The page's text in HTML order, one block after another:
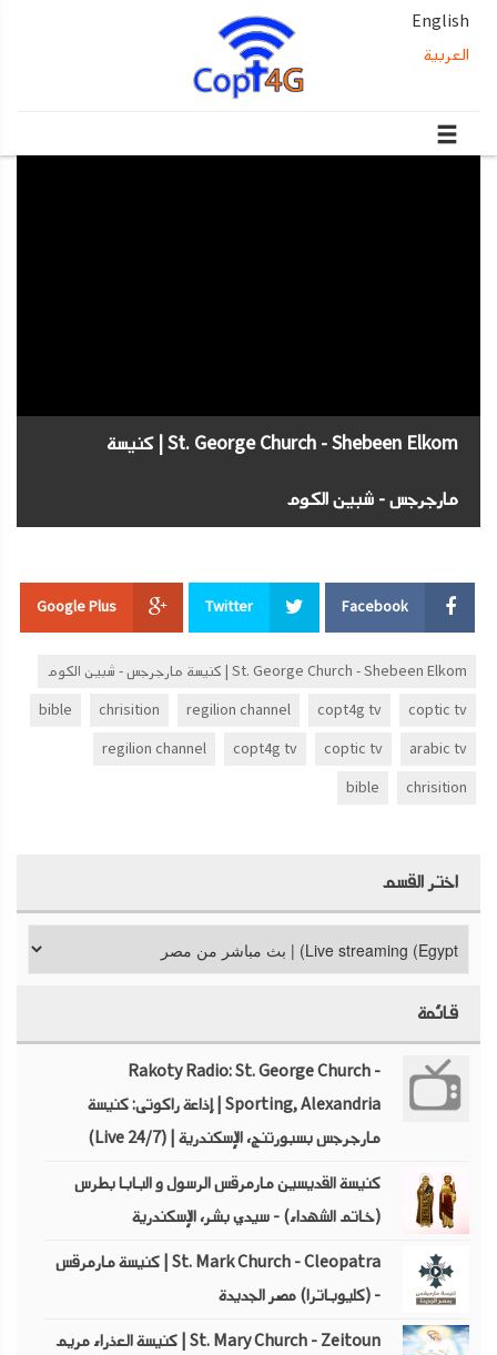
English
العربية
St. George Church - Shebeen Elkom | كنيسة
مارجرجس - شبين الكوم
Facebook
Twitter
Google Plus
St. George Church - Shebeen Elkom | كنيسة مارجرجس - شبين الكوم
coptic tv
copt4g tv
regilion channel
chrisition
bible
arabic tv
coptic tv
copt4g tv
regilion channel
chrisition
bible
اختر القسم
قائمة
Rakoty Radio: St. George Church -
Sporting, Alexandria | إذاعة راكوتى: كنيسة
مارجرجس بسبورتنج، الإسكندرية | (Live 24/7)
كنيسة القديسين مارمرقس الرسول و البابا بطرس
(خاتم الشهداء) - سيدي بشر، الإسكندرية
St. Mark Church - Cleopatra | كنيسة مارمرقس
- (كليوباترا) مصر الجديدة
St. Mary Church - Zeitoun | كنيسة العذراء مريم